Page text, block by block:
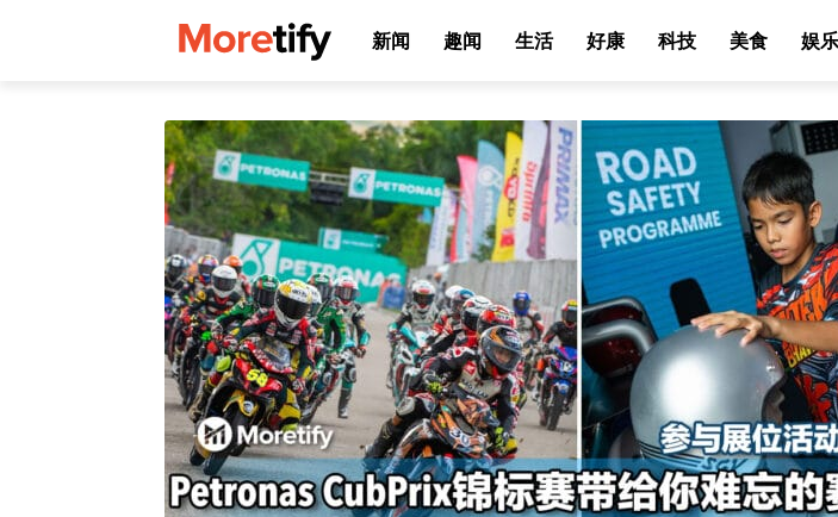
新闻 趣闻 生活 好康 科技 美食 娱乐